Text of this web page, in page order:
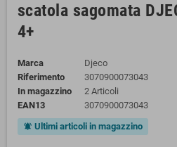
scatola sagomata
4+
Marca
Djeco
Riferimento
3070900073043
In magazzino
2 Articoli
EAN13
3070900073043
notifications_active Ultimi articoli in magazzino